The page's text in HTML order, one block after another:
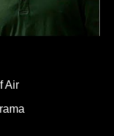
Air